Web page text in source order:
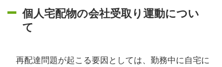
個人宅配物の会社受取り運動につい
て
再配達問題が起こる要因としては、勤務中に自宅に